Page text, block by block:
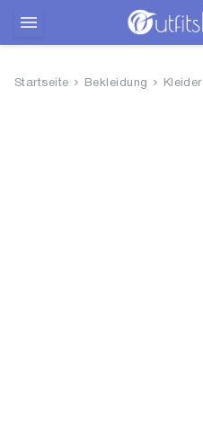
Startseite Bekleidung Kleider